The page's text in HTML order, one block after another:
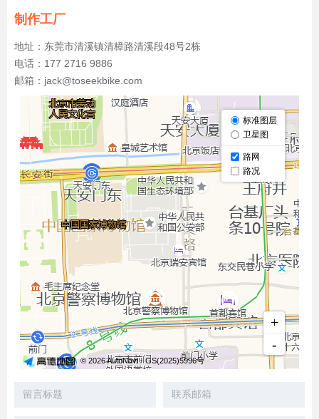
制作工厂
地址：东莞市清溪镇清樟路清溪段48号2栋
电话：177 2716 9886
邮箱：jack@toseekbike.com